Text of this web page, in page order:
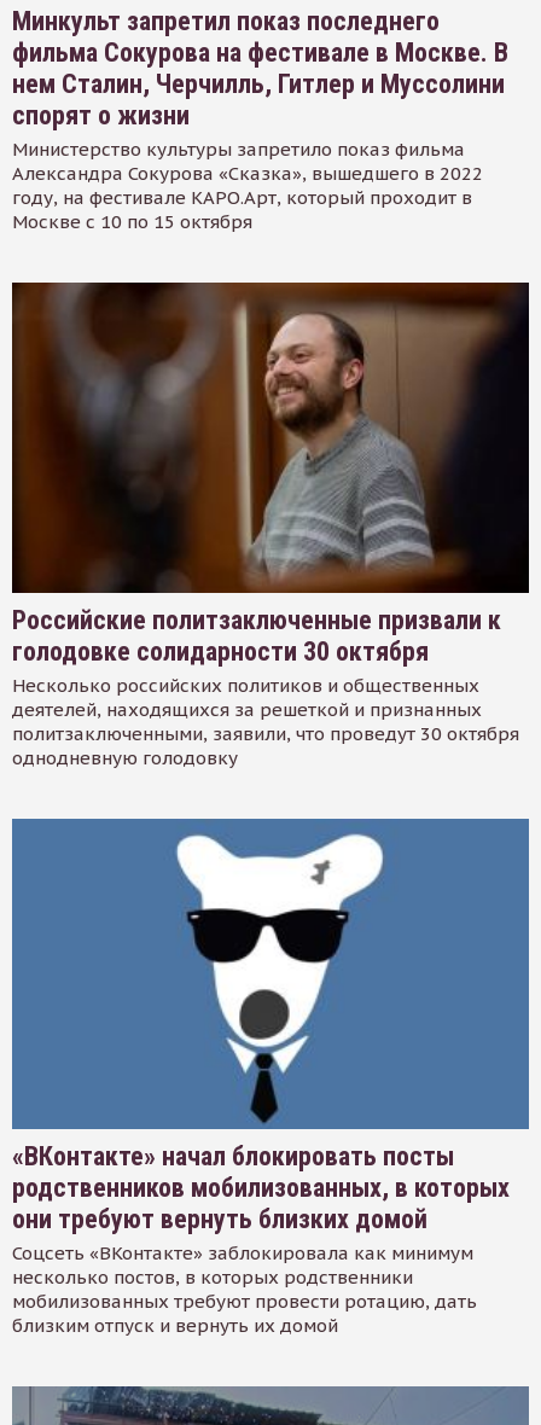
Минкульт запретил показ последнего
фильма Сокурова на фестивале в Москве. В
нем Сталин, Черчилль, Гитлер и Муссолини
спорят о жизни
Министерство культуры запретило показ фильма
Александра Сокурова «Сказка», вышедшего в 2022
году, на фестивале КАРО.Арт, который проходит в
Москве с 10 по 15 октября
Российские политзаключенные призвали к
голодовке солидарности 30 октября
Несколько российских политиков и общественных
деятелей, находящихся за решеткой и признанных
политзаключенными, заявили, что проведут 30 октября
однодневную голодовку
«ВКонтакте» начал блокировать посты
родственников мобилизованных, в которых
они требуют вернуть близких домой
Соцсеть «ВКонтакте» заблокировала как минимум
несколько постов, в которых родственники
мобилизованных требуют провести ротацию, дать
близким отпуск и вернуть их домой